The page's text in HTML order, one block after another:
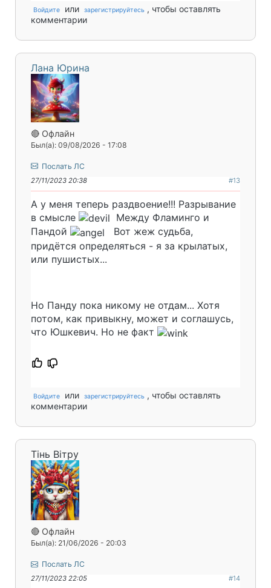
Войдите или зарегистрируйтесь , чтобы оставлять
комментарии
Лана Юрина
🔴 Офлайн
Был(а): 09/08/2026 - 17:08
Послать ЛС
27/11/2023 20:38 #13
А у меня теперь раздвоение!!! Разрывание
в смысле
Между Фламинго и
Пандой
Вот жеж судьба,
придётся определяться - я за крылатых,
или пушистых...
Но Панду пока никому не отдам... Хотя
потом, как привыкну, может и соглашусь,
что Юшкевич. Но не факт
Войдите или зарегистрируйтесь , чтобы оставлять
комментарии
Тінь Вітру
🔴 Офлайн
Был(а): 21/06/2026 - 20:03
Послать ЛС
27/11/2023 22:05 #14